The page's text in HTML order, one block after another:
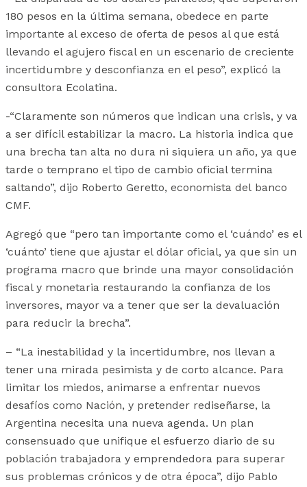
180 pesos en la última semana, obedece en parte
importante al exceso de oferta de pesos al que está
llevando el agujero fiscal en un escenario de creciente
incertidumbre y desconfianza en el peso”, explicó la
consultora Ecolatina.
-“Claramente son números que indican una crisis, y va
a ser difícil estabilizar la macro. La historia indica que
una brecha tan alta no dura ni siquiera un año, ya que
tarde o temprano el tipo de cambio oficial termina
saltando”, dijo Roberto Geretto, economista del banco
CMF.
Agregó que “pero tan importante como el ‘cuándo’ es el
‘cuánto’ tiene que ajustar el dólar oficial, ya que sin un
programa macro que brinde una mayor consolidación
fiscal y monetaria restaurando la confianza de los
inversores, mayor va a tener que ser la devaluación
para reducir la brecha”.
– “La inestabilidad y la incertidumbre, nos llevan a
tener una mirada pesimista y de corto alcance. Para
limitar los miedos, animarse a enfrentar nuevos
desafíos como Nación, y pretender rediseñarse, la
Argentina necesita una nueva agenda. Un plan
consensuado que unifique el esfuerzo diario de su
población trabajadora y emprendedora para superar
sus problemas crónicos y de otra época”, dijo Pablo